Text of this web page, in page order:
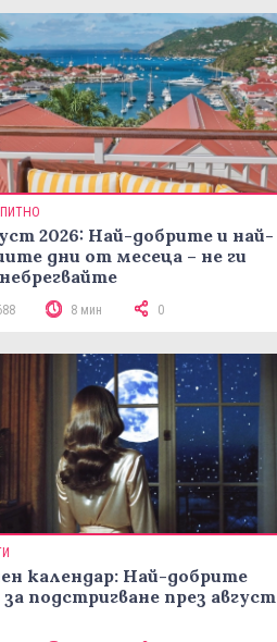
2026: Най-добрите и най-
дни от месеца – не ги
8 мин 0
календар: Най-добрите
за подстригване през август